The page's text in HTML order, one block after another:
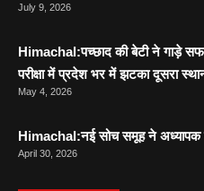
July 9, 2026
Himachal:पच्छाद की बेटी ने गाड़े
परीक्षा में प्रदेश भर में झटका दूसरा
May 4, 2026
Himachal:नई सोच समूह ने अध्यापक
April 30, 2026